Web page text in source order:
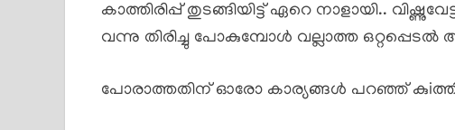
കാത്തിരിപ്പ് തുടങ്ങിയിട്ട് ഏറെ നാളായി..
വന്നു തിരിച്ചു പോകുമ്പോൾ വല്ലാത്ത
പോരാത്തതിന് ഓരോ കാര്യങ്ങൾ പറഞ്ഞ്